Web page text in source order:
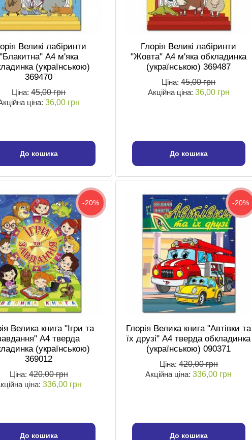
Великі лабіринти
А4 м'яка
(українською)
369470
Ціна:45,00 грн
ціна: 36,00 грн
До кошика
Глорія Великі лабіринти
"Жовта" А4 м'яка обкладинка
(українською) 369487
Ціна:45,00 грн
Акційна ціна: 36,00 грн
До кошика
-20%
Велика книга "Ігри та
А4 тверда
(українською)
369012
Ціна: 420,00 грн
ціна:336,00 грн
До кошика
-20%
Глорія Велика книга "Автівки та
їх друзі" А4 тверда обкладинка
(українською) 090371
Ціна: 420,00 грн
Акційна ціна:336,00 грн
До кошика